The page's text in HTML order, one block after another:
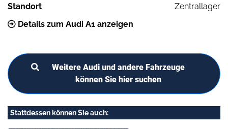
Standort
Zentrallager
Details zum Audi A1 anzeigen
Weitere Audi und andere Fahrzeuge
können Sie hier suchen
Stattdessen können Sie auch: